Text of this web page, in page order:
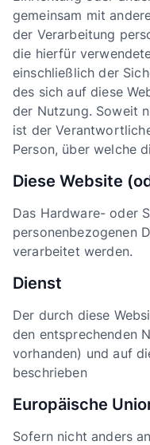
gemeinsam mit
der Verarbeitung
die hierfür
einschließlich der
des sich auf diese
der Nutzung. Soweit
ist der
Person, über welche
Diese Website
Das Hardware- oder
personenbezogenen
verarbeitet werden.
Dienst
Der durch diese
den entsprechenden
vorhanden) und auf
beschrieben
Europäische
Sofern nicht anders